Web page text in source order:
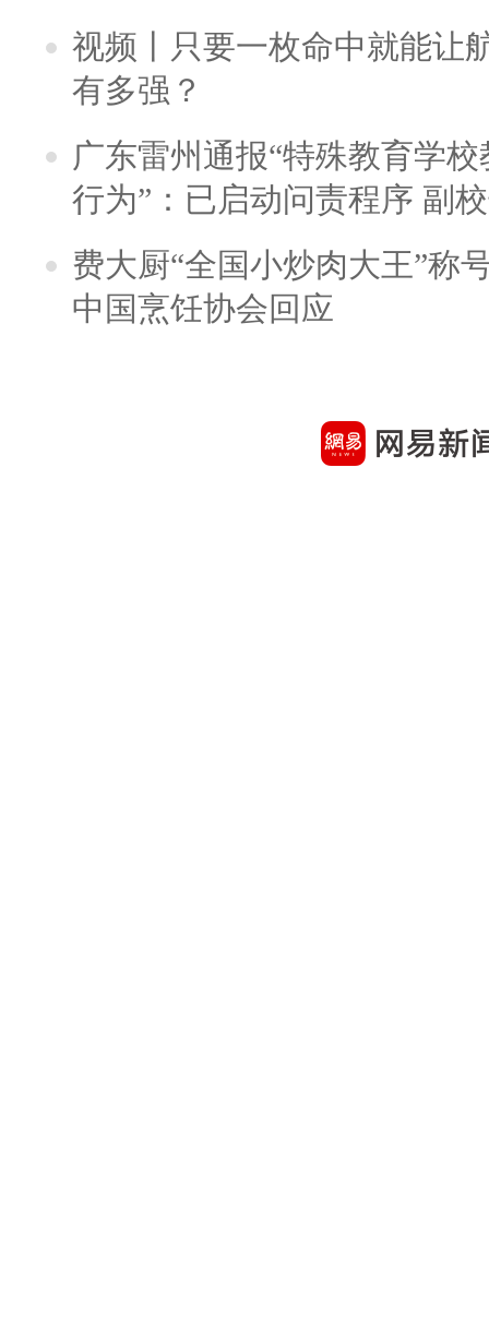
视频丨只要一枚命中就能让
有多强？
广东雷州通报“特殊教育学
行为”：已启动问责程序 副
费大厨“全国小炒肉大王”称
中国烹饪协会回应